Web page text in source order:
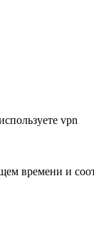
vpn
времени и